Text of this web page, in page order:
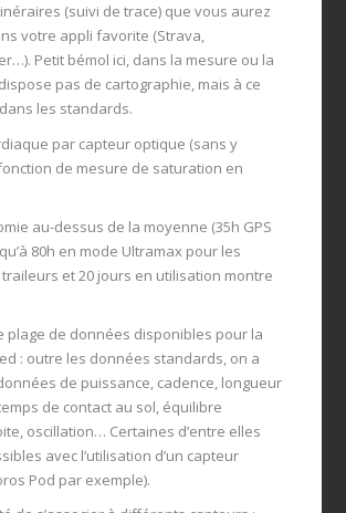
(suivi de trace) que vous aurez
votre appli favorite (Strava,
Petit bémol ici, dans la mesure ou la
pas de cartographie, mais à ce
les standards.
par capteur optique (sans y
de mesure de saturation en
au-dessus de la moyenne (35h GPS
80h en mode Ultramax pour les
et 20 jours en utilisation montre
plage de données disponibles pour la
: outre les données standards, on a
de puissance, cadence, longueur
de contact au sol, équilibre
oscillation… Certaines d’entre elles
avec l’utilisation d’un capteur
Pod par exemple).